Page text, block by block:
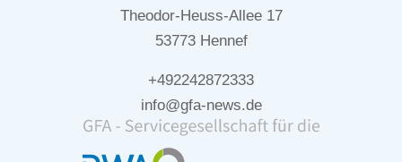
Theodor-Heuss-Allee 17
53773 Hennef
+492242872333
info@gfa-news.de